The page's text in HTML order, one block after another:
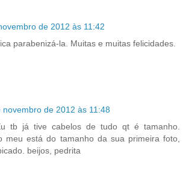
de 2012 às 11:42
parabenizá-la. Muitas e muitas felicidades.
novembro de 2012 às 11:48
tb já tive cabelos de tudo qt é tamanho.
meu está do tamanho da sua primeira foto,
beijos, pedrita